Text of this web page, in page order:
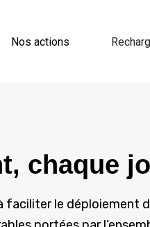
Nos actions
chaque
faciliter le